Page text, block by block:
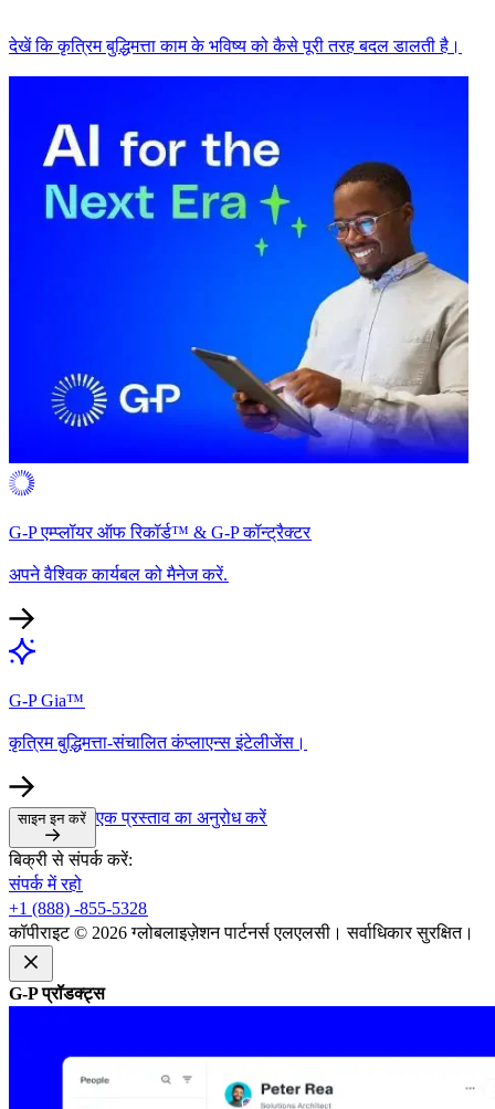
देखें कि कृत्रिम बुद्धिमत्ता काम के भविष्य को कैसे पूरी तरह बदल डालती है।​​
G-P एम्प्लॉयर ऑफ रिकॉर्ड™ & G-P कॉन्ट्रैक्टर​​
अपने वैश्विक कार्यबल को मैनेज करें.​​
G-P Gia™​​
कृत्रिम बुद्धिमत्ता-संचालित कंप्लाएन्स इंटेलीजेंस।​​
साइन इन करें​​ एक प्रस्ताव का अनुरोध करें​​
बिक्री से संपर्क करें:​​
संपर्क में रहो​​
+1 (888) -855-5328​​
कॉपीराइट © 2026 ग्लोबलाइज़ेशन पार्टनर्स एलएलसी। सर्वाधिकार सुरक्षित।​​
G-P प्रॉडक्ट्स​​